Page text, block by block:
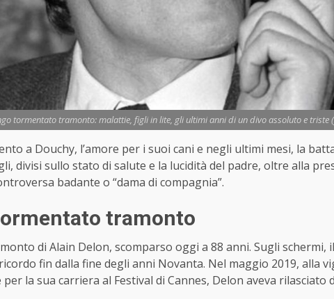
tormentato tramonto: malattie, figli in lite, gli ultimi anni di un divo assoluto e triste
a Douchy, l’amore per i suoi cani e negli ultimi mesi, la
divisi sullo stato di salute e la lucidità del padre, oltre alla
badante o “dama di compagnia”.
tramonto
di Alain Delon, scomparso oggi a 88 anni. Sugli schermi,
fin dalla fine degli anni Novanta. Nel maggio 2019, alla
per la sua carriera al Festival di Cannes, Delon aveva rilasciato